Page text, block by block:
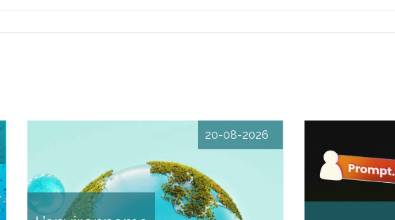
20-08-2026
L’environnement,
concrètement Santé,
économie… L’environnement à
travers trois enjeux proches
du quotidien DESCRIPTIF